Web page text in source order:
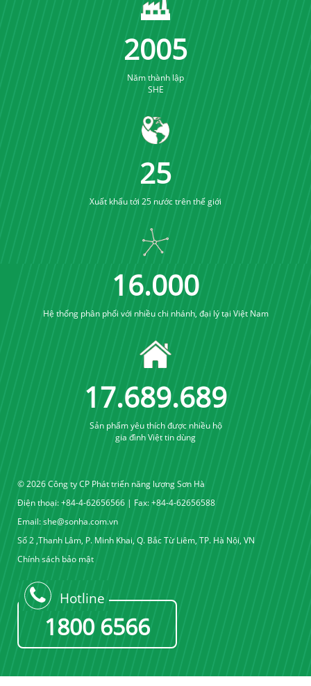
2005
Năm thành lập
SHE
25
Xuất khẩu tới 25 nước trên thế giới
16.000
Hệ thống phân phối với nhiều chi nhánh, đại lý tại Việt Nam
17.689.689
Sản phẩm yêu thích được nhiều hộ
gia đình Việt tin dùng
© 2026 Công ty CP Phát triển năng lượng Sơn Hà
Điện thoại: +84-4-62656566 | Fax: +84-4-62656588
Email:she@sonha.com.vn
Số 2 ,Thanh Lâm, P. Minh Khai, Q. Bắc Từ Liêm, TP. Hà Nội, VN
Chính sách bảo mật
Hotline
1800 6566